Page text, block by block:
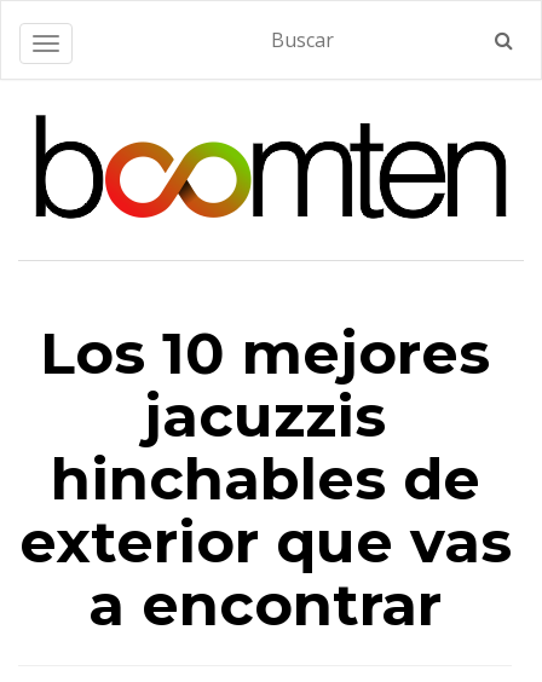
Alternar navegación
Los 10 mejores
jacuzzis
hinchables de
exterior que vas
a encontrar